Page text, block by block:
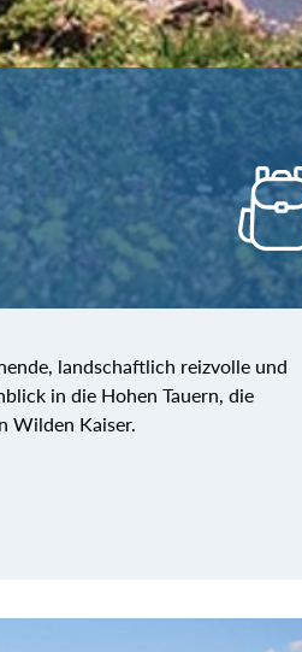
landschaftlich reizvolle und
in die Hohen Tauern, die
Wilden Kaiser.